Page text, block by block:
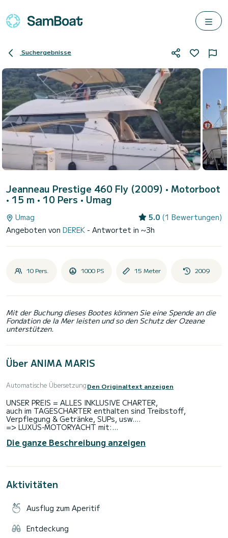
Suchergebnisse
Jeanneau Prestige 460 Fly (2009) • Motorboot
• 15 m • 10 Pers •Umag
Umag 5.0 (1 Bewertungen)
Angeboten von DEREK - Antwortet in ~3h
10 Pers. 1000 PS 15 Meter 2009
Mit der Buchung dieses Bootes können Sie eine Spende an die
Fondation de la Mer leisten und so den Schutz der Ozeane
unterstützen.
Über ANIMA MARIS
Automatische ÜbersetzungDen Originaltext anzeigen
UNSER PREIS = ALLES INKLUSIVE CHARTER,
auch im TAGESCHARTER enthalten sind Treibstoff,
Verpflegung & Getränke, SUPs, usw....
=> LUXUS-MOTORYACHT mit:
BUG-SONNENDECK,
Die ganze Beschreibung anzeigen
Aktivitäten
Ausflug zum Aperitif
Entdeckung